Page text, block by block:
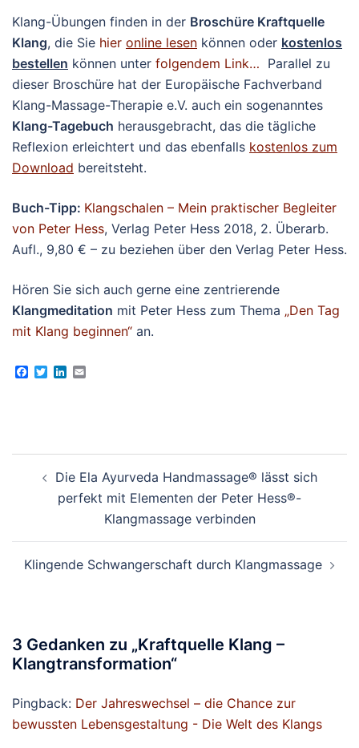
Klang-Übungen finden in der Broschüre Kraftquelle
Klang, die Sie hier online lesen können oder kostenlos
bestellen können unter folgendem Link… Parallel zu
dieser Broschüre hat der Europäische Fachverband
Klang-Massage-Therapie e.V. auch ein sogenanntes
Klang-Tagebuch herausgebracht, das die tägliche
Reflexion erleichtert und das ebenfalls kostenlos zum
Download bereitsteht.
Buch-Tipp: Klangschalen – Mein praktischer Begleiter
von Peter Hess, Verlag Peter Hess 2018, 2. Überarb.
Aufl., 9,80 € – zu beziehen über den Verlag Peter Hess.
Hören Sie sich auch gerne eine zentrierende
Klangmeditation mit Peter Hess zum Thema „Den Tag
mit Klang beginnen“ an.
Facebook
TwitterLinkedIn
Die Ela Ayurveda Handmassage® lässt sich
perfekt mit Elementen der Peter Hess®-
Klangmassage verbinden
Klingende Schwangerschaft durch Klangmassage
3 Gedanken zu „Kraftquelle Klang –
Klangtransformation“
Pingback: Der Jahreswechsel – die Chance zur
bewussten Lebensgestaltung - Die Welt des Klangs